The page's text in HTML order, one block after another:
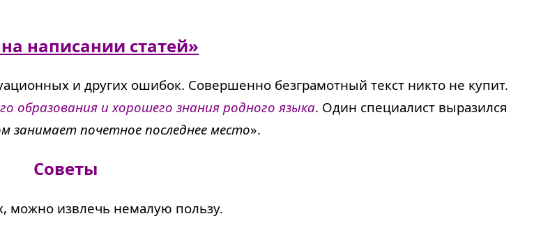
написании статей»
и других ошибок. Совершенно безграмотный текст никто не купит.
образования и хорошего знания родного языка. Один специалист выразился
занимает почетное последнее место».
Советы
можно извлечь немалую пользу.